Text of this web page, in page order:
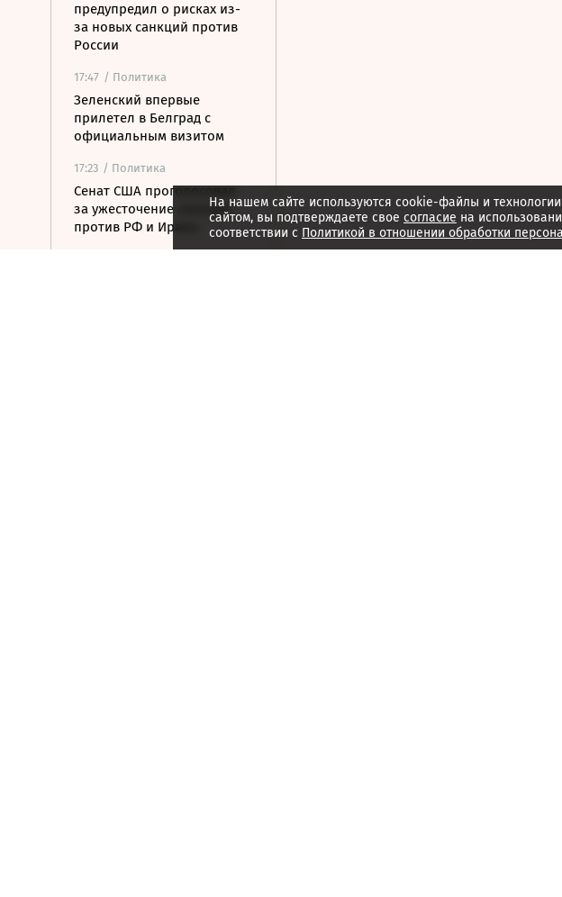
предупредил о рисках из-
за новых санкций против
России
17:47 / Политика
Зеленский впервые
прилетел в Белград с
официальным визитом
17:23 / Политика
Сенат США проголосовал
за ужесточение санкций
против РФ и Ирана
На нашем сайте используются cookie-файлы и
сайтом, вы подтверждаете свое согласие на
соответствии с Политикой в отношении обработки